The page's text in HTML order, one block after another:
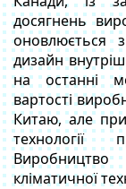
досягнень
оновлюється
дизайн
на останні
вартості
Китаю, але
технології
кліматичної